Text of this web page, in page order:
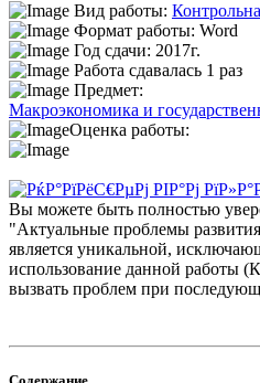
Вид работы:
Формат работы: Word
Год сдачи: 2017г.
Работа сдавалась 1 раз
Предмет:
Макроэкономика и
Оценка работы:
Вы можете быть полностью
"Актуальные проблемы
является уникальной,
использование данной работы
вызвать проблем при